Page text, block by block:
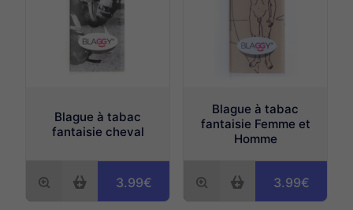
Blague à tabac
fantaisie cheval
3.99€
Blague à tabac
fantaisie Femme et
Homme
3.99€